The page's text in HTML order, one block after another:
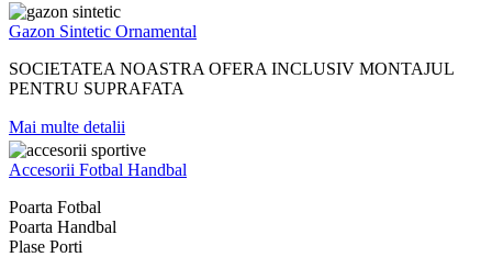
Gazon Sintetic Ornamental​
SOCIETATEA NOASTRA OFERA INCLUSIV MONTAJUL
PENTRU SUPRAFATA
Mai multe detalii
Accesorii Fotbal Handbal
Poarta Fotbal
Poarta Handbal
Plase Porti